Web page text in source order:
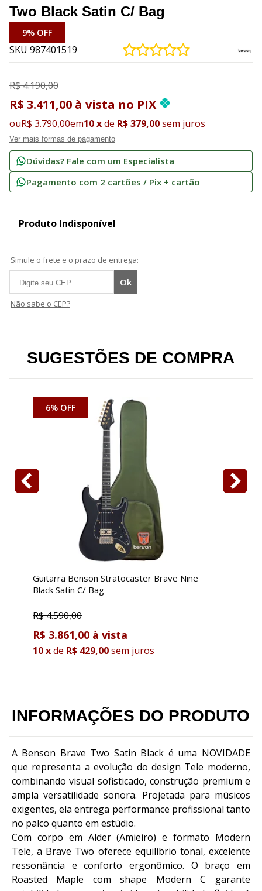
Two Black Satin C/ Bag
9% OFF
SKU 987401519
R$ 4.190,00
R$ 3.411,00 à vista no PIX
ouR$ 3.790,00em10xde R$ 379,00sem juros
Ver mais formas de pagamento
Dúvidas? Fale com um Especialista
Pagamento com 2 cartões / Pix + cartão
Produto Indisponível
Simule o frete e o prazo de entrega:
Não sabe o CEP?
SUGESTÕES DE COMPRA
6% OFF
Guitarra Benson Stratocaster Brave Nine
Black Satin C/ Bag
R$4.590,00
R$ 3.861,00
10xde R$ 429,00sem juros
INFORMAÇÕES DO PRODUTO
A Benson Brave Two Satin Black é uma NOVIDADE
que representa a evolução do design Tele moderno,
combinando visual sofisticado, construção premium e
ampla versatilidade sonora. Projetada para músicos
exigentes, ela entrega performance profissional tanto
no palco quanto em estúdio.
Com corpo em Alder (Amieiro) e formato Modern
Tele, a Brave Two oferece equilíbrio tonal, excelente
ressonância e conforto ergonômico. O braço em
Roasted Maple com shape Modern C garante